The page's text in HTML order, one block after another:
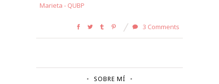
Marieta - QUBP
3 Comments
SOBRE MÍ